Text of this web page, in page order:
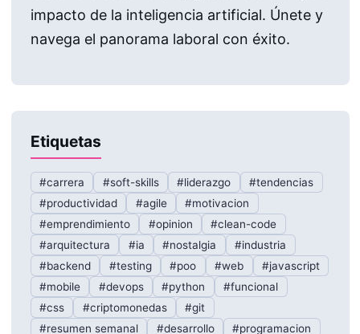
impacto de la inteligencia artificial. Únete y
navega el panorama laboral con éxito.
Etiquetas
#carrera #soft-skills #liderazgo
#tendencias
#productividad
#agile
#motivacion
#emprendimiento
#opinion
#clean-code
#arquitectura
#ia #nostalgia
#industria
#backend
#testing #poo #web
#javascript
#mobile
#devops #python
#funcional
#css
#criptomonedas
#git
#resumen semanal
#desarrollo
#programacion